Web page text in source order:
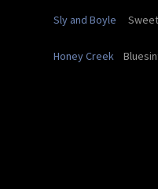
Sly and Boyle Sweet
Honey Creek